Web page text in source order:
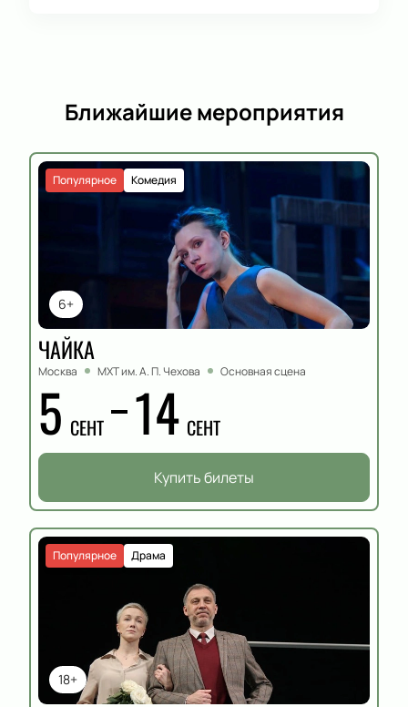
Ближайшие мероприятия
6+
Комедия
Популярное
ЧАЙКА
Москва МХТ им. А. П. Чехова Основная сцена
5 СЕНТ 14 СЕНТ
Купить билеты
18+
Драма
Популярное